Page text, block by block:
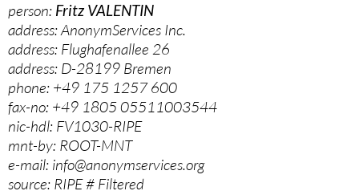
person: Fritz VALENTIN
address: AnonymServices Inc.
address: Flughafenallee 26
address: D-28199 Bremen
phone: +49 175 1257 600
fax-no: +49 1805 05511003544
nic-hdl: FV1030-RIPE
mnt-by: ROOT-MNT
e-mail: info@anonymservices.org
source: RIPE # Filtered